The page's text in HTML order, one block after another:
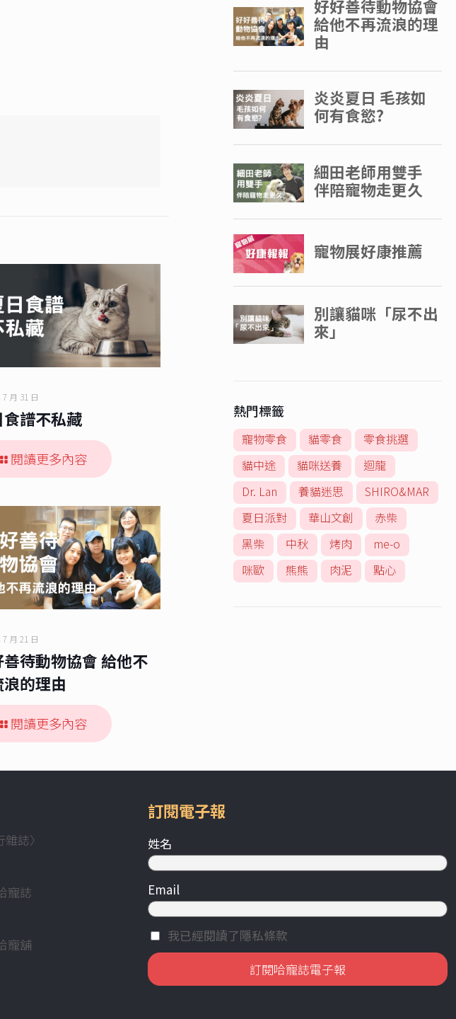
7 月 31 日
食譜不私藏
閱讀更多內容
7 月 21 日
待動物協會 給他不
的理由
閱讀更多內容
熱門標籤
寵物零食 貓零食
零食挑選
貓中途
貓咪送養
迴龍
Dr. Lan
養貓迷思
SHIRO&MAR
夏日派對
華山文創
赤柴
黑柴
中秋 烤肉
me-o
咪歐
熊熊 肉泥 點心
誌〉
寵誌
寵舖
訂閱電子報
姓名
Email
我已經閱讀了隱私條款